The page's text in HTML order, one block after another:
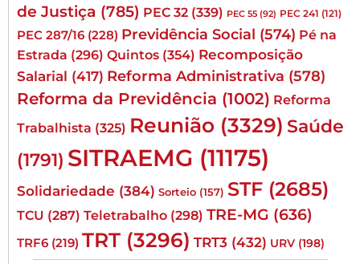
de Justiça (785) PEC 32 (339) PEC 55 (92) PEC 241 (121)
PEC 287/16 (228) Previdência Social (574) Pé na
Estrada (296) Quintos (354) Recomposição
Salarial (417) Reforma Administrativa (578)
Reforma da Previdência (1002) Reforma
Trabalhista (325) Reunião (3329) Saúde
(1791) SITRAEMG (11175)
Solidariedade (384) Sorteio (157) STF (2685)
TCU (287) Teletrabalho (298) TRE-MG (636)
TRF6 (219) TRT (3296) TRT3 (432) URV (198)